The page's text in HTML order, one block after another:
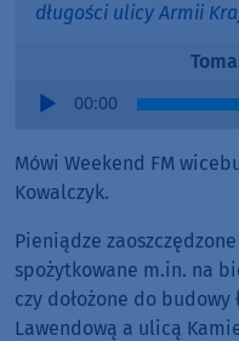
długości ulicy Armii
Audio
00:00
Mówi Weekend FM
Kowalczyk.
Pieniądze
spożytkowane m.in. na
czy dołożone do
Lawendową a ulicą